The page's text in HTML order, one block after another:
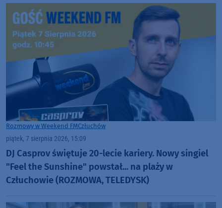
Rozmowy w Weekend FMCzłuchów
piątek, 7 sierpnia 2026, 15:09
DJ Casprov świętuje 20-lecie kariery. Nowy singiel
"Feel the Sunshine" powstał... na plaży w
Człuchowie (ROZMOWA, TELEDYSK)